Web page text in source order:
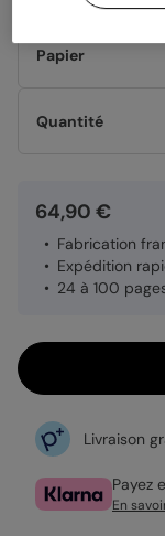
Papier
Quantité
64,90 €
Fabrication
Expédition
24 à 100
Livraison
Payez
En